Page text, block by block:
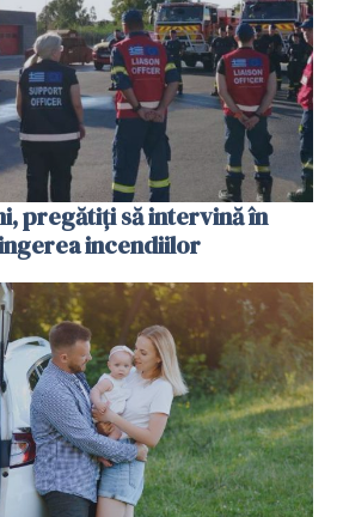
pregătiţi să intervină în
incendiilor